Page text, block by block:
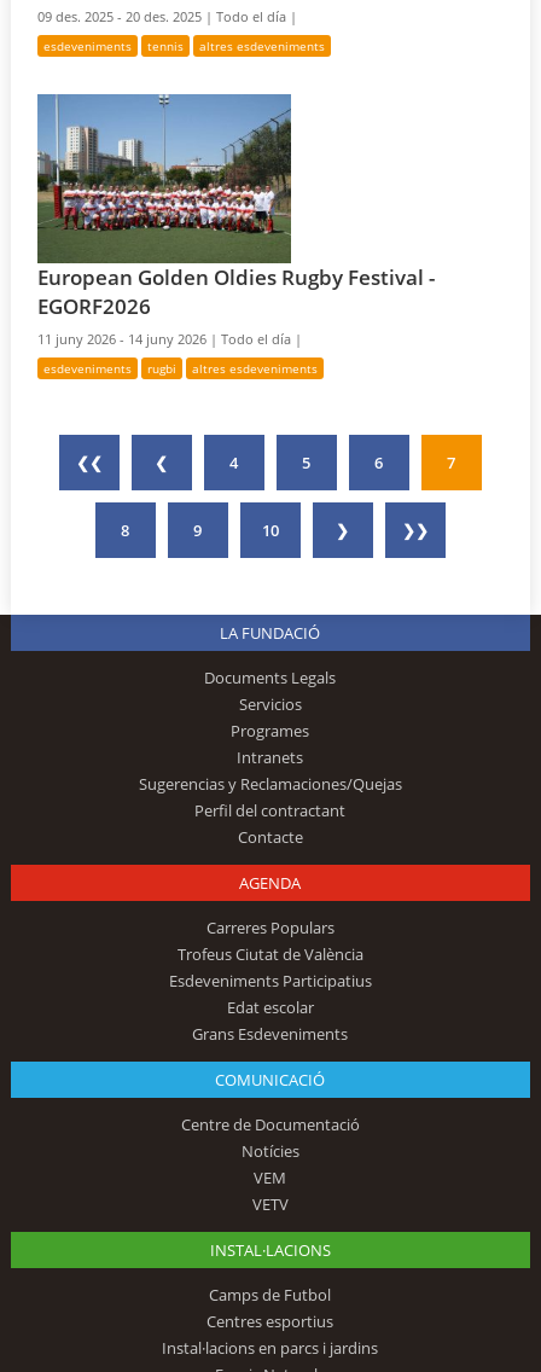
09 des. 2025 - 20 des. 2025 |Todo el día |
esdeveniments tennis altres esdeveniments
European Golden Oldies Rugby Festival -
EGORF2026
11 juny 2026 - 14 juny 2026 |Todo el día |
esdeveniments rugbi altres esdeveniments
❮❮ ❮ 4 5 6 7
8 9 10 ❯ ❯❯
LA FUNDACIÓ
Documents Legals
Servicios
Programes
Intranets
Sugerencias y Reclamaciones/Quejas
Perfil del contractant
Contacte
AGENDA
Carreres Populars
Trofeus Ciutat de València
Esdeveniments Participatius
Edat escolar
Grans Esdeveniments
COMUNICACIÓ
Centre de Documentació
Notícies
VEM
VETV
INSTAL·LACIONS
Camps de Futbol
Centres esportius
Instal·lacions en parcs i jardins